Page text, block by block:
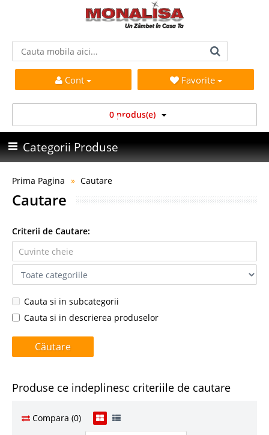
Cont Favorite
0 produs(e)
Categorii Produse
Prima Pagina Cautare
Cautare
Criterii de Cautare:
Cauta si in subcategorii
Cauta si in descrierea produselor
Produse ce indeplinesc criteriile de cautare
Compara (0)